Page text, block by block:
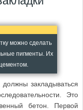
можно сделать
пигменты. Их
закладываться
Это
бетон. Первой